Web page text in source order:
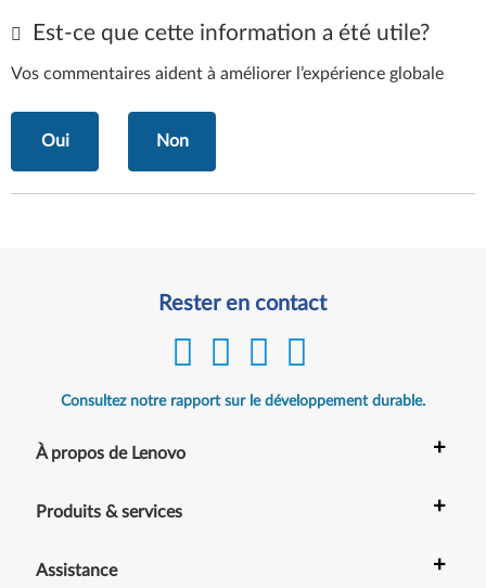
Est-ce que cette information a été utile?
Vos commentaires aident à améliorer l’expérience globale
Oui Non
Rester en contact
Consultez notre rapport sur le développement durable.
À propos de Lenovo +
Produits & services +
Assistance +